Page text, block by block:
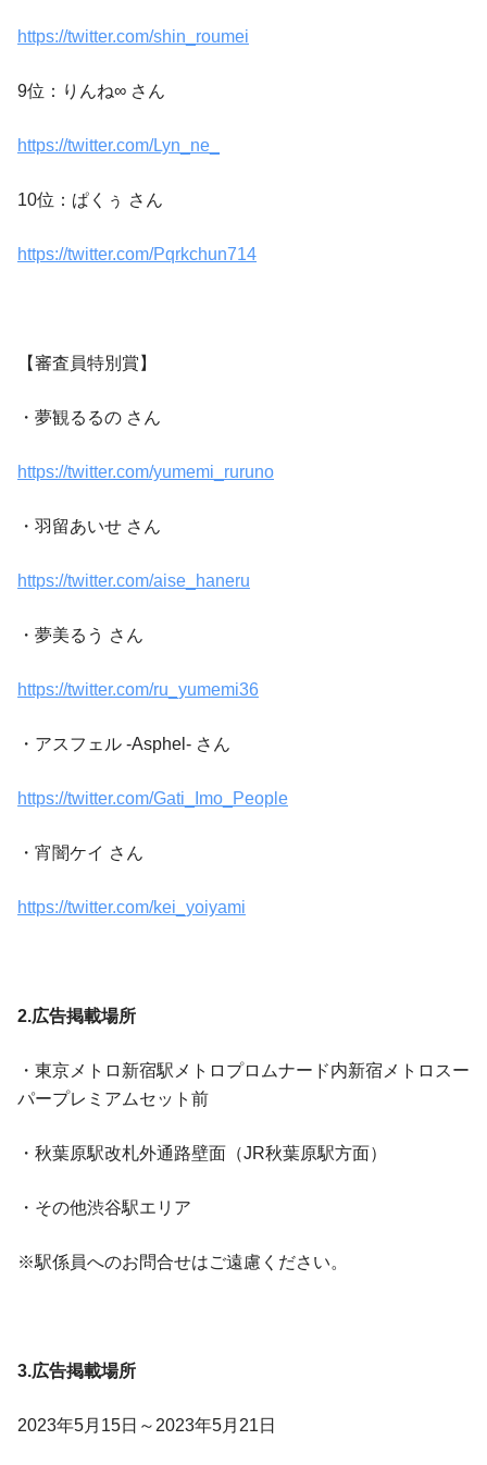
https://twitter.com/shin_roumei
9位：りんね∞ さん
https://twitter.com/Lyn_ne_
10位：ぱくぅ さん
https://twitter.com/Pqrkchun714
【審査員特別賞】
・夢観るるの さん
https://twitter.com/yumemi_ruruno
・羽留あいせ さん
https://twitter.com/aise_haneru
・夢美るう さん
https://twitter.com/ru_yumemi36
・アスフェル -Asphel- さん
https://twitter.com/Gati_Imo_People
・宵闇ケイ さん
https://twitter.com/kei_yoiyami
2.広告掲載場所
・東京メトロ新宿駅メトロプロムナード内新宿メトロスー
パープレミアムセット前
・秋葉原駅改札外通路壁面（JR秋葉原駅方面）
・その他渋谷駅エリア
※駅係員へのお問合せはご遠慮ください。
3.広告掲載場所
2023年5月15日～2023年5月21日